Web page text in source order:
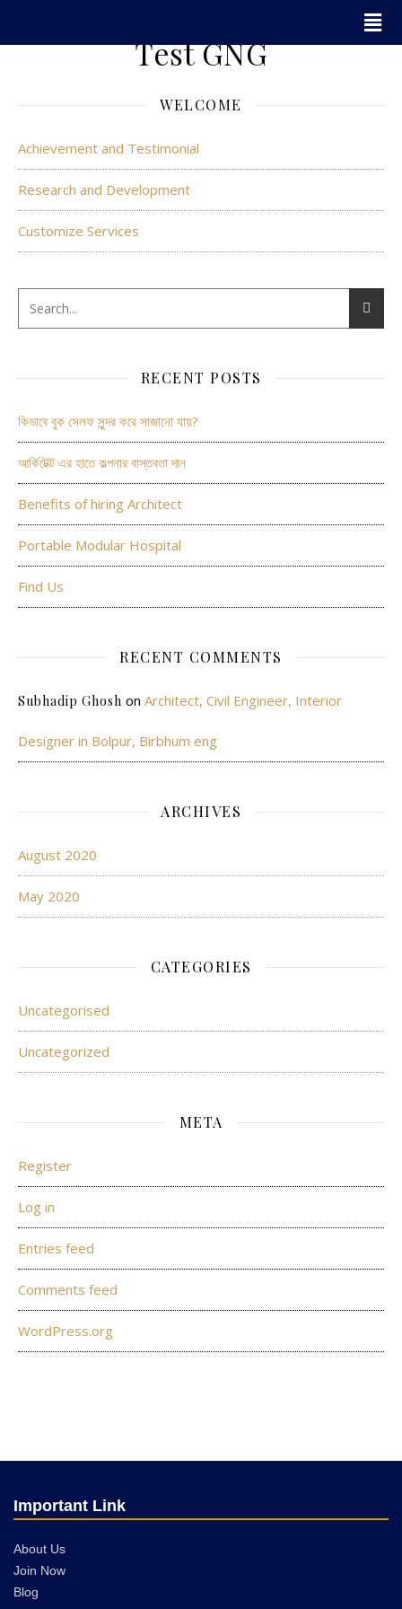
Test GNG
WELCOME
Achievement and Testimonial
Research and Development
Customize Services
RECENT POSTS
কিভাবে বুক সেলফ সুন্দর করে সাজানো যায়?
আর্কিটেক্ট এর হাতে কল্পনার বাস্তবতা দান
Benefits of hiring Architect
Portable Modular Hospital
Find Us
RECENT COMMENTS
Subhadip Ghosh on Architect, Civil Engineer, Interior
Designer in Bolpur, Birbhum eng
ARCHIVES
August 2020
May 2020
CATEGORIES
Uncategorised
Uncategorized
META
Register
Log in
Entries feed
Comments feed
WordPress.org
Important Link
About Us
Join Now
Blog